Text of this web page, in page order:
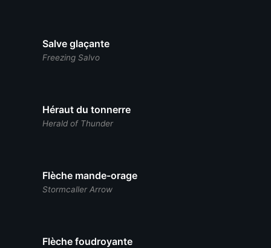
Salve glaçante
Freezing Salvo
Héraut du tonnerre
Herald of Thunder
Flèche mande-orage
Stormcaller Arrow
Flèche foudroyante